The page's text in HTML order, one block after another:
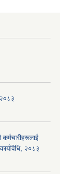
कर्मचारीहरूलाई
२०८३